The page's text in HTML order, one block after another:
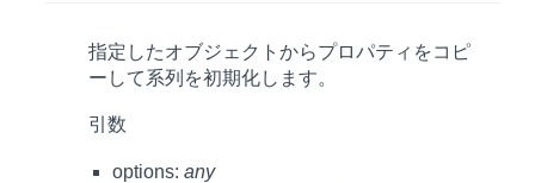
指定したオブジェクトからプロパティをコピ
ーして系列を初期化します。
引数
options: any